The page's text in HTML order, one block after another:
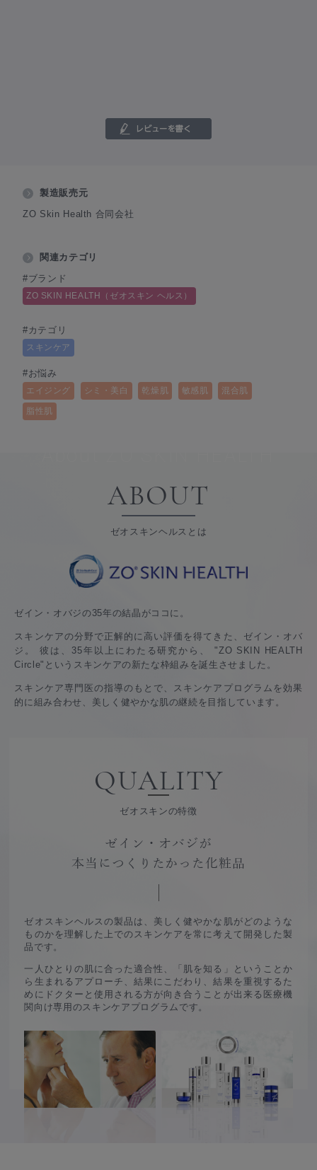
製造販売元
ZO Skin Health 合同会社
関連カテゴリ
#ブランド
ZO SKIN HEALTH（ゼオスキン ヘルス）
#カテゴリ
スキンケア
#お悩み
エイジング シミ・美白 乾燥肌 敏感肌 混合肌
脂性肌
ABOUT
ゼオスキンヘルスとは
ゼイン・オバジの35年の結晶がココに。
スキンケアの分野で正解的に高い評価を得てきた、ゼイン・オバ
ジ。 彼は、35年以上にわたる研究から、
"ZO SKIN HEALTH
Circle"というスキンケアの新たな枠組みを誕生させました。
スキンケア専門医の指導のもとで、スキンケアプログラムを効果
的に組み合わせ、美しく健やかな肌の継続を目指しています。
QUALITY
ゼオスキンの特徴
ゼイン・オバジが
本当につくりたかった化粧品
ゼオスキンヘルスの製品は、 美しく健やかな肌がどのような
ものかを理解した上でのスキンケアを常に考えて開発した製
品です。
一人ひとりの肌に合った適合性、「肌を知る」ということか
ら生まれるアプローチ、結果にこだわり、結果を重視するた
めにドクターと使用される方が向き合うことが出来る 医療機
関向け専用のスキンケアプログラムです。